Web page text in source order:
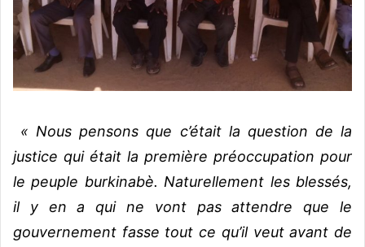
« Nous pensons que c’était la question de la
justice qui était la première préoccupation pour
le peuple burkinabè. Naturellement les blessés,
il y en a qui ne vont pas attendre que le
gouvernement fasse tout ce qu’il veut avant de